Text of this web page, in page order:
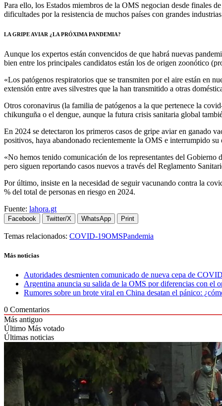
Para ello, los Estados miembros de la OMS negocian desde finales
dificultades por la resistencia de muchos países con grandes
LA GRIPE AVIAR ¿LA PRÓXIMA PANDEMIA?
Aunque los expertos están convencidos de que habrá nuevas
bien entre los principales candidatos están los de origen zoonótico
«Los patógenos respiratorios que se transmiten por el aire están en
extensión entre aves silvestres que la han transmitido a otras
Otros coronavirus (la familia de patógenos a la que pertenece la
chikunguña o el dengue, aunque la futura crisis sanitaria global
En 2024 se detectaron los primeros casos de gripe aviar en ganado
positivos, haya abandonado recientemente la OMS e interrumpido su
«No hemos tenido comunicación de los representantes del Gobierno
pero siguen reportando casos nuevos a través del Reglamento
Por último, insiste en la necesidad de seguir vacunando contra la
% del total de personas en riesgo en 2024.
Fuente: lahora.gt
Facebook Twitter/X WhatsApp Print
Temas relacionados: COVID-19OMSPandemia
Más noticias
Autoridades desmienten comunicado de nueva cepa de
Argentina anuncia su salida de la OMS por diferencias con el
Rumores sobre un brote viral en China desatan el pánico:
0 Comentarios
Más antiguo
Último Más votado
Últimas noticias